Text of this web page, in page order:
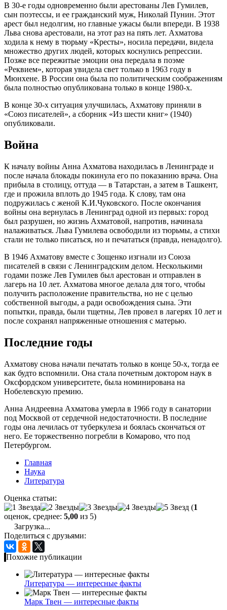
В 30-е годы одновременно были арестованы Лев Гумилев,
сын поэтессы, и ее гражданский муж, Николай Пунин. Этот
арест был недолгим, но главные ужасы были впереди. В 1938
Льва снова арестовали, на этот раз на пять лет. Ахматова
ходила к нему в тюрьму «Кресты», носила передачи, видела
множество других людей, которых коснулись репрессии.
Позже все пережитые эмоции она передала в поэме
«Реквием», которая увидела свет только в 1963 году в
Мюнхене. В России она была по политическим соображениям
была полностью опубликована только в конце 1980-х.
В конце 30-х ситуация улучшилась, Ахматову приняли в
«Союз писателей», а сборник «Из шести книг» (1940)
опубликовали.
Война
К началу войны Анна Ахматова находилась в Ленинграде и
после начала блокады покинула его по показанию врача. Она
прибыла в столицу, оттуда — в Татарстан, а затем в Ташкент,
где и прожила вплоть до 1945 года. К слову, там она
подружилась с женой К.И.Чуковского. После окончания
войны она вернулась в Ленинград одной из первых: город
был разрушен, но жизнь Ахматовой, напротив, начинала
налаживаться. Льва Гумилева освободили из тюрьмы, а стихи
стали не только писаться, но и печататься (правда, ненадолго).
В 1946 Ахматову вместе с Зощенко изгнали из Союза
писателей в связи с Ленинградским делом. Несколькими
годами позже Лев Гумилев был арестован и отправлен в
лагерь на 10 лет. Ахматова многое делала для того, чтобы
получить расположение правительства, но не с целью
собственной выгоды, а ради освобождения сына. Эти
попытки, правда, были тщетны, Лев провел в лагерях 10 лет и
после сохранял напряженные отношения с матерью.
Последние годы
Ахматову снова начали печатать только в конце 50-х, тогда ее
как будто вспомнили. Она стала почетным доктором наук в
Оксфордском университете, была номинирована на
Нобелевскую премию.
Анна Андреевна Ахматова умерла в 1966 году в санатории
под Москвой от сердечной недостаточности. В последние
годы она лечилась от туберкулеза и боялась скончаться от
него. Ее торжественно погребли в Комарово, что под
Петербургом.
Главная
Наука
Литература
Оценка статьи:
(1
оценок, среднее: 5,00 из 5)
Загрузка...
Поделиться с друзьями:
Похожие публикации
Литература — интересные факты
Марк Твен — интересные факты